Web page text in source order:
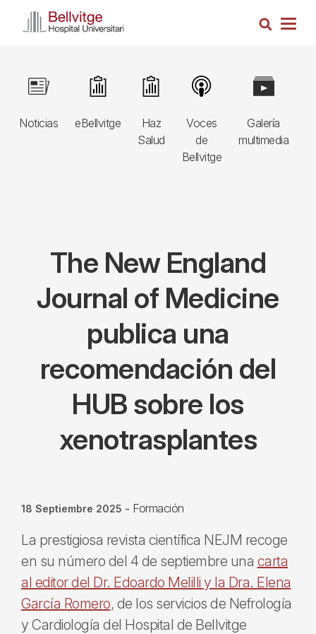
Busca
Navegació
principal
3r
Noticias
Image
eBellvitge
Image
Haz
Salud
Image
Voces
de
Bellvitge
Image
Galería
multimedia
Image
The New England
Journal of Medicine
publica una
recomendación del
HUB sobre los
xenotrasplantes
18 Septiembre 2025 - Formación
La prestigiosa revista científica NEJM recoge
en su número del 4 de septiembre una carta
al editor del Dr. Edoardo Melilli y la Dra. Elena
García Romero, de los servicios de Nefrología
y Cardiología del Hospital de Bellvitge